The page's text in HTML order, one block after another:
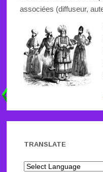
associées (diffuseur,
TRANSLATE